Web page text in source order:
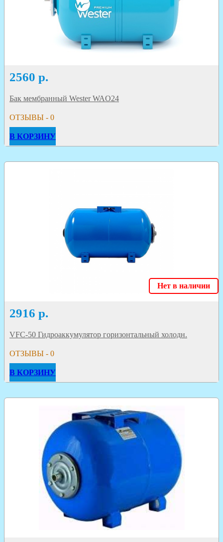
2560 р.
Бак мембранный Wester WAO24
ОТЗЫВЫ - 0
В КОРЗИНУ
Нет в наличии
2916 р.
VFC-50 Гидроаккумулятор горизонтальный холодн.
ОТЗЫВЫ - 0
В КОРЗИНУ